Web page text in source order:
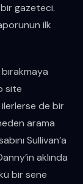
gazeteci.
ilk
site
de bir
arama
Sullivan’a
aklında
bir sene